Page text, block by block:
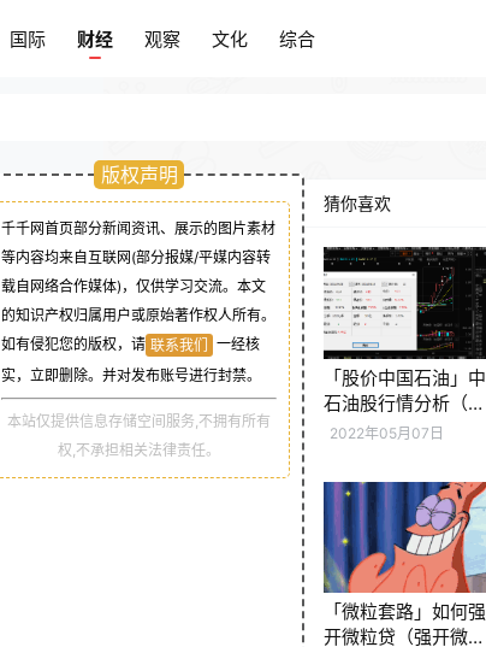
国际 财经 观察 文化 综合
财经
版权声明
千千网首页部分新闻资讯、展示的图片素材
等内容均来自互联网(部分报媒/平媒内容转
载自网络合作媒体)，仅供学习交流。本文
的知识产权归属用户或原始著作权人所有。
如有侵犯您的版权，请 联系我们
一经核
实，立即删除。并对发布账号进行封禁。
本站仅提供信息存储空间服务,不拥有所有
权,不承担相关法律责任。
猜你喜欢
「股价中国石油」中
石油股行情分析（中
石油股价创年内新高
2022年05月07日
「微粒套路」如何强
开微粒贷（强开微粒